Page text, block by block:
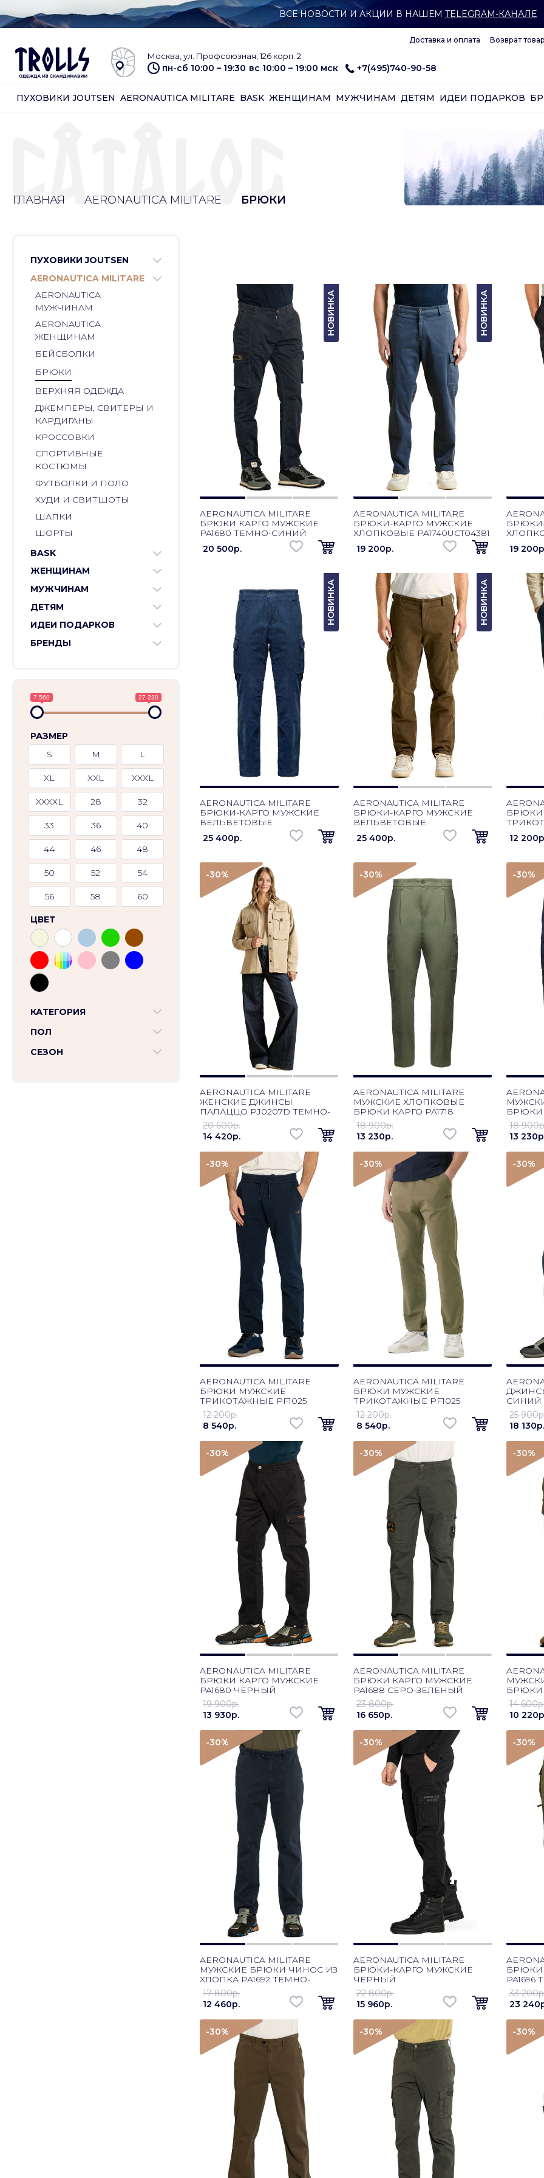
ВСЕ НОВОСТИ И АКЦИИ В НАШЕМ TELEGRAM-КАНАЛЕ
Доставка и оплата Возврат
Москва, ул. Профсоюзная, 126 корп. 2
пн-сб 10:00 – 19:30 вс 10:00 – 19:00 мск +7(495)740-90-58
ПУХОВИКИ JOUTSEN AERONAUTICA MILITARE BASK ЖЕНЩИНАМ МУЖЧИНАМ ДЕТЯМ ИДЕИ ПОДАРКОВ
ГЛАВНАЯ AERONAUTICA MILITARE БРЮКИ
ПУХОВИКИ JOUTSEN
AERONAUTICA MILITARE
AERONAUTICA
МУЖЧИНАМ
AERONAUTICA
ЖЕНЩИНАМ
БЕЙСБОЛКИ
БРЮКИ
ВЕРХНЯЯ ОДЕЖДА
ДЖЕМПЕРЫ, СВИТЕРЫ И
КАРДИГАНЫ
КРОССОВКИ
СПОРТИВНЫЕ
КОСТЮМЫ
ФУТБОЛКИ И ПОЛО
ХУДИ И СВИТШОТЫ
ШАПКИ
ШОРТЫ
BASK
ЖЕНЩИНАМ
МУЖЧИНАМ
ДЕТЯМ
ИДЕИ ПОДАРКОВ
БРЕНДЫ
7 560 27 230
РАЗМЕР
S
M L
XL XXL XXXL
XXXXL 28 32
33 36 40
44 46 48
50 52 54
56 58 60
ЦВЕТ
КАТЕГОРИЯ
ПОЛ
СЕЗОН
НОВИНКА
AERONAUTICA MILITARE
БРЮКИ КАРГО МУЖСКИЕ
PA1680 ТЕМНО-СИНИЙ
20 500p.
НОВИНКА
AERONAUTICA MILITARE
БРЮКИ-КАРГО МУЖСКИЕ
ХЛОПКОВЫЕ PA1740UCT04381
19 200p. 19
НОВИНКА
AERONAUTICA MILITARE
БРЮКИ-КАРГО МУЖСКИЕ
ВЕЛЬВЕТОВЫЕ
PA1740UCT04391 ТЕМНО-
СИНИЙ
25 400p.
НОВИНКА
AERONAUTICA MILITARE
БРЮКИ-КАРГО МУЖСКИЕ
ВЕЛЬВЕТОВЫЕ
PA1740UCT04391 КОФЕЙНЫЙ
25 400p.
БРЮКИ
12
-30%
AERONAUTICA MILITARE
ЖЕНСКИЕ ДЖИНСЫ
ПАЛАЦЦО PJ0207D ТЕМНО-
СИНИЙ
20 600p.
14 420p.
-30%
AERONAUTICA MILITARE
МУЖСКИЕ ХЛОПКОВЫЕ
БРЮКИ КАРГО PA1718
ОЛИВКОВЫЙ
18 900p.
13 230p.
-30%
БРЮКИ
18
13
-30%
AERONAUTICA MILITARE
БРЮКИ МУЖСКИЕ
ТРИКОТАЖНЫЕ PF1025
ТЕМНО-СИНИЙ
12 200p.
8 540p.
-30%
AERONAUTICA MILITARE
БРЮКИ МУЖСКИЕ
ТРИКОТАЖНЫЕ PF1025
ОЛИВКОВЫЙ
12 200p.
8 540p.
-30%
СИНИЙ
25
18 130p.
-30%
AERONAUTICA MILITARE
БРЮКИ КАРГО МУЖСКИЕ
PA1680 ЧЕРНЫЙ
19 900p.
13 930p.
-30%
AERONAUTICA MILITARE
БРЮКИ КАРГО МУЖСКИЕ
PA1688 СЕРО-ЗЕЛЕНЫЙ
23 800p.
16 650p.
-30%
БРЮКИ
14
10
-30%
AERONAUTICA MILITARE
МУЖСКИЕ БРЮКИ ЧИНОС ИЗ
ХЛОПКА PA1692 ТЕМНО-
СИНИЙ
17 800p.
12 460p.
-30%
AERONAUTICA MILITARE
БРЮКИ-КАРГО МУЖСКИЕ
ЧЕРНЫЙ
22 800p.
15 960p.
-30%
БРЮКИ
33
23
-30% -30% -30%